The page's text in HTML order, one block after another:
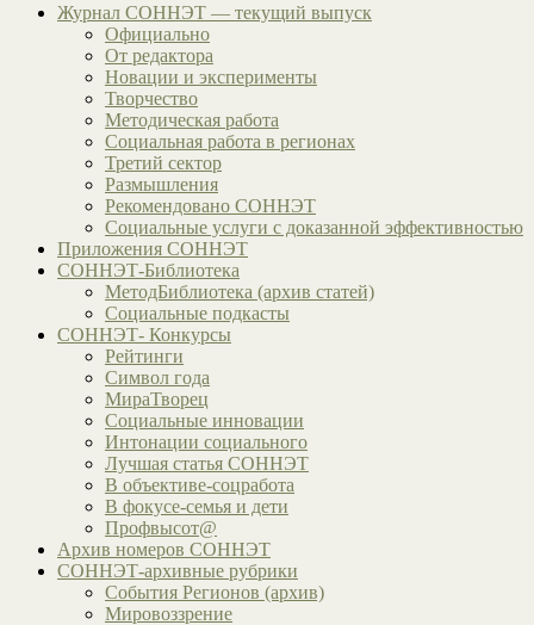
Журнал СОННЭТ — текущий выпуск
Официально
От редактора
Новации и эксперименты
Творчество
Методическая работа
Социальная работа в регионах
Третий сектор
Размышления
Рекомендовано СОННЭТ
Социальные услуги с доказанной эффективностью
Приложения СОННЭТ
СОННЭТ-Библиотека
МетодБиблиотека (архив статей)
Социальные подкасты
СОННЭТ- Конкурсы
Рейтинги
Символ года
МираТворец
Социальные инновации
Интонации социального
Лучшая статья СОННЭТ
В объективе-соцработа
В фокусе-семья и дети
Профвысот@
Архив номеров СОННЭТ
СОННЭТ-архивные рубрики
События Регионов (архив)
Мировоззрение